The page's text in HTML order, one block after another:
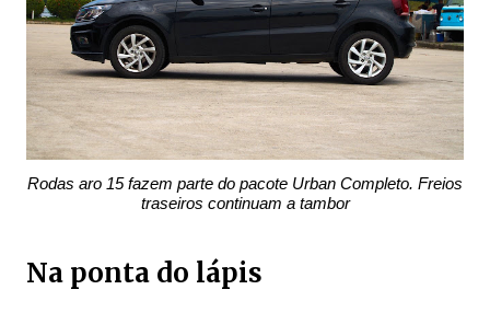
Rodas aro 15 fazem parte do pacote Urban Completo. Freios
traseiros continuam a tambor
Na ponta do lápis